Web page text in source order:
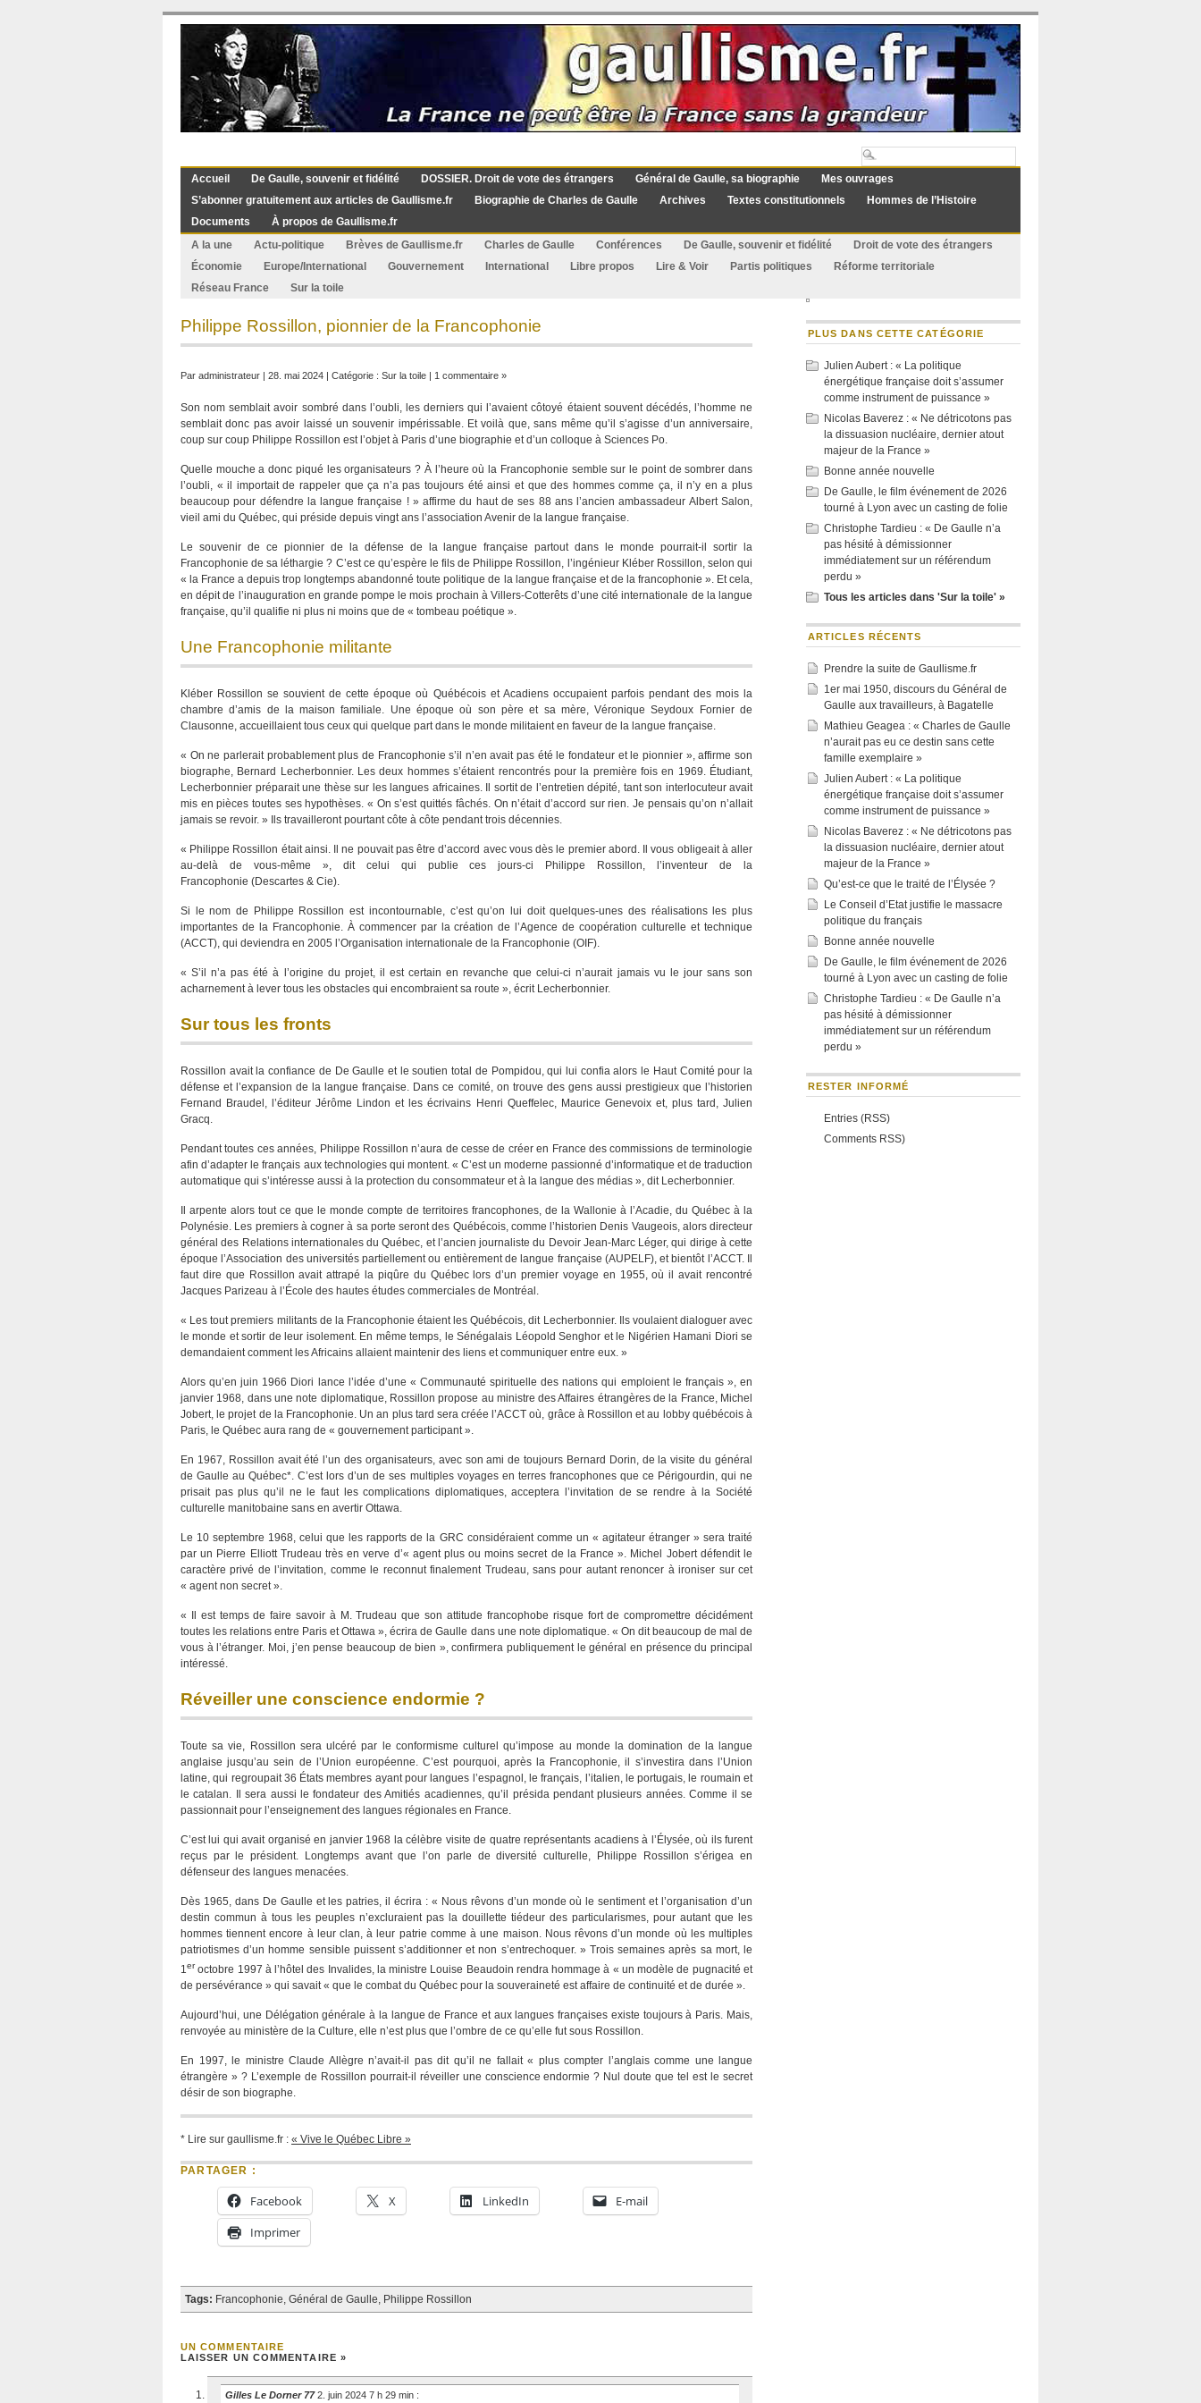
Accueil De Gaulle, souvenir et fidélité DOSSIER. Droit de vote des étrangers Général de Gaulle, sa biographie
Mes ouvrages
S’abonner gratuitement aux articles de Gaullisme.fr
Biographie de Charles de Gaulle Archives Textes constitutionnels
Hommes de l’Histoire
Documents
À propos de Gaullisme.fr
A la une
Actu-politique Brèves de Gaullisme.fr Charles de Gaulle Conférences De Gaulle, souvenir et fidélité
Droit de vote des étrangers
Économie
Europe/International Gouvernement International Libre propos Lire & Voir Partis politiques
Réforme territoriale
Réseau France
Sur la toile
Philippe Rossillon, pionnier de la Francophonie
Par administrateur | 28. mai 2024 | Catégorie : Sur la toile | 1 commentaire »
Son nom semblait avoir sombré dans l’oubli, les derniers qui l’avaient côtoyé étaient souvent décédés, l’homme ne
semblait donc pas avoir laissé un souvenir impérissable. Et voilà que, sans même qu’il s’agisse d’un anniversaire,
coup sur coup Philippe Rossillon est l’objet à Paris d’une biographie et d’un colloque à Sciences Po.
Quelle mouche a donc piqué les organisateurs ? À l’heure où la Francophonie semble sur le point de sombrer dans
l’oubli, « il importait de rappeler que ça n’a pas toujours été ainsi et que des hommes comme ça, il n’y en a plus
beaucoup pour défendre la langue française ! » affirme du haut de ses 88 ans l’ancien ambassadeur Albert Salon,
vieil ami du Québec, qui préside depuis vingt ans l’association Avenir de la langue française.
Le souvenir de ce pionnier de la défense de la langue française partout dans le monde pourrait-il sortir la
Francophonie de sa léthargie ? C’est ce qu’espère le fils de Philippe Rossillon, l’ingénieur Kléber Rossillon, selon qui
« la France a depuis trop longtemps abandonné toute politique de la langue française et de la francophonie ». Et cela,
en dépit de l’inauguration en grande pompe le mois prochain à Villers-Cotterêts d’une cité internationale de la langue
française, qu’il qualifie ni plus ni moins que de « tombeau poétique ».
Une Francophonie militante
Kléber Rossillon se souvient de cette époque où Québécois et Acadiens occupaient parfois pendant des mois la
chambre d’amis de la maison familiale. Une époque où son père et sa mère, Véronique Seydoux Fornier de
Clausonne, accueillaient tous ceux qui quelque part dans le monde militaient en faveur de la langue française.
« On ne parlerait probablement plus de Francophonie s’il n’en avait pas été le fondateur et le pionnier », affirme son
biographe, Bernard Lecherbonnier. Les deux hommes s’étaient rencontrés pour la première fois en 1969. Étudiant,
Lecherbonnier préparait une thèse sur les langues africaines. Il sortit de l’entretien dépité, tant son interlocuteur avait
mis en pièces toutes ses hypothèses. « On s’est quittés fâchés. On n’était d’accord sur rien. Je pensais qu’on n’allait
jamais se revoir. » Ils travailleront pourtant côte à côte pendant trois décennies.
« Philippe Rossillon était ainsi. Il ne pouvait pas être d’accord avec vous dès le premier abord. Il vous obligeait à aller
au-delà de vous-même », dit celui qui publie ces jours-ci Philippe Rossillon, l’inventeur de la
Francophonie (Descartes & Cie).
Si le nom de Philippe Rossillon est incontournable, c’est qu’on lui doit quelques-unes des réalisations les plus
importantes de la Francophonie. À commencer par la création de l’Agence de coopération culturelle et technique
(ACCT), qui deviendra en 2005 l’Organisation internationale de la Francophonie (OIF).
« S’il n’a pas été à l’origine du projet, il est certain en revanche que celui-ci n’aurait jamais vu le jour sans son
acharnement à lever tous les obstacles qui encombraient sa route », écrit Lecherbonnier.
Sur tous les fronts
Rossillon avait la confiance de De Gaulle et le soutien total de Pompidou, qui lui confia alors le Haut Comité pour la
défense et l’expansion de la langue française. Dans ce comité, on trouve des gens aussi prestigieux que l’historien
Fernand Braudel, l’éditeur Jérôme Lindon et les écrivains Henri Queffelec, Maurice Genevoix et, plus tard, Julien
Gracq.
Pendant toutes ces années, Philippe Rossillon n’aura de cesse de créer en France des commissions de terminologie
afin d’adapter le français aux technologies qui montent. « C’est un moderne passionné d’informatique et de traduction
automatique qui s’intéresse aussi à la protection du consommateur et à la langue des médias », dit Lecherbonnier.
Il arpente alors tout ce que le monde compte de territoires francophones, de la Wallonie à l’Acadie, du Québec à la
Polynésie. Les premiers à cogner à sa porte seront des Québécois, comme l’historien Denis Vaugeois, alors directeur
général des Relations internationales du Québec, et l’ancien journaliste du Devoir Jean-Marc Léger, qui dirige à cette
époque l’Association des universités partiellement ou entièrement de langue française (AUPELF), et bientôt l’ACCT. Il
faut dire que Rossillon avait attrapé la piqûre du Québec lors d’un premier voyage en 1955, où il avait rencontré
Jacques Parizeau à l’École des hautes études commerciales de Montréal.
« Les tout premiers militants de la Francophonie étaient les Québécois, dit Lecherbonnier. Ils voulaient dialoguer avec
le monde et sortir de leur isolement. En même temps, le Sénégalais Léopold Senghor et le Nigérien Hamani Diori se
demandaient comment les Africains allaient maintenir des liens et communiquer entre eux. »
Alors qu’en juin 1966 Diori lance l’idée d’une « Communauté spirituelle des nations qui emploient le français », en
janvier 1968, dans une note diplomatique, Rossillon propose au ministre des Affaires étrangères de la France, Michel
Jobert, le projet de la Francophonie. Un an plus tard sera créée l’ACCT où, grâce à Rossillon et au lobby québécois à
Paris, le Québec aura rang de « gouvernement participant ».
En 1967, Rossillon avait été l’un des organisateurs, avec son ami de toujours Bernard Dorin, de la visite du général
de Gaulle au Québec*. C’est lors d’un de ses multiples voyages en terres francophones que ce Périgourdin, qui ne
prisait pas plus qu’il ne le faut les complications diplomatiques, acceptera l’invitation de se rendre à la Société
culturelle manitobaine sans en avertir Ottawa.
Le 10 septembre 1968, celui que les rapports de la GRC considéraient comme un « agitateur étranger » sera traité
par un Pierre Elliott Trudeau très en verve d’« agent plus ou moins secret de la France ». Michel Jobert défendit le
caractère privé de l’invitation, comme le reconnut finalement Trudeau, sans pour autant renoncer à ironiser sur cet
« agent non secret ».
« Il est temps de faire savoir à M. Trudeau que son attitude francophobe risque fort de compromettre décidément
toutes les relations entre Paris et Ottawa », écrira de Gaulle dans une note diplomatique. « On dit beaucoup de mal de
vous à l’étranger. Moi, j’en pense beaucoup de bien », confirmera publiquement le général en présence du principal
intéressé.
Réveiller une conscience endormie ?
Toute sa vie, Rossillon sera ulcéré par le conformisme culturel qu’impose au monde la domination de la langue
anglaise jusqu’au sein de l’Union européenne. C’est pourquoi, après la Francophonie, il s’investira dans l’Union
latine, qui regroupait 36 États membres ayant pour langues l’espagnol, le français, l’italien, le portugais, le roumain et
le catalan. Il sera aussi le fondateur des Amitiés acadiennes, qu’il présida pendant plusieurs années. Comme il se
passionnait pour l’enseignement des langues régionales en France.
C’est lui qui avait organisé en janvier 1968 la célèbre visite de quatre représentants acadiens à l’Élysée, où ils furent
reçus par le président. Longtemps avant que l’on parle de diversité culturelle, Philippe Rossillon s’érigea en
défenseur des langues menacées.
Dès 1965, dans De Gaulle et les patries, il écrira : « Nous rêvons d’un monde où le sentiment et l’organisation d’un
destin commun à tous les peuples n’excluraient pas la douillette tiédeur des particularismes, pour autant que les
hommes tiennent encore à leur clan, à leur patrie comme à une maison. Nous rêvons d’un monde où les multiples
patriotismes d’un homme sensible puissent s’additionner et non s’entrechoquer. » Trois semaines après sa mort, le
1er octobre 1997 à l’hôtel des Invalides, la ministre Louise Beaudoin rendra hommage à « un modèle de pugnacité et
de persévérance » qui savait « que le combat du Québec pour la souveraineté est affaire de continuité et de durée ».
Aujourd’hui, une Délégation générale à la langue de France et aux langues françaises existe toujours à Paris. Mais,
renvoyée au ministère de la Culture, elle n’est plus que l’ombre de ce qu’elle fut sous Rossillon.
En 1997, le ministre Claude Allègre n’avait-il pas dit qu’il ne fallait « plus compter l’anglais comme une langue
étrangère » ? L’exemple de Rossillon pourrait-il réveiller une conscience endormie ? Nul doute que tel est le secret
désir de son biographe.
* Lire sur gaullisme.fr : « Vive le Québec Libre »
PARTAGER :
Facebook X LinkedIn
E-mail
Imprimer
Tags: Francophonie, Général de Gaulle, Philippe Rossillon
UN COMMENTAIRE
LAISSER UN COMMENTAIRE »
Gilles Le Dorner 772. juin 2024 7 h 29 min :
PLUS DANS CETTE CATÉGORIE
Julien Aubert : « La politique
énergétique française doit s’assumer
comme instrument de puissance »
Nicolas Baverez : « Ne détricotons pas
la dissuasion nucléaire, dernier atout
majeur de la France »
Bonne année nouvelle
De Gaulle, le film événement de 2026
tourné à Lyon avec un casting de folie
Christophe Tardieu : « De Gaulle n’a
pas hésité à démissionner
immédiatement sur un référendum
perdu »
Tous les articles dans 'Sur la toile' »
ARTICLES RÉCENTS
Prendre la suite de Gaullisme.fr
1er mai 1950, discours du Général de
Gaulle aux travailleurs, à Bagatelle
Mathieu Geagea : « Charles de Gaulle
n’aurait pas eu ce destin sans cette
famille exemplaire »
Julien Aubert : « La politique
énergétique française doit s’assumer
comme instrument de puissance »
Nicolas Baverez : « Ne détricotons pas
la dissuasion nucléaire, dernier atout
majeur de la France »
Qu’est-ce que le traité de l’Élysée ?
Le Conseil d’Etat justifie le massacre
politique du français
Bonne année nouvelle
De Gaulle, le film événement de 2026
tourné à Lyon avec un casting de folie
Christophe Tardieu : « De Gaulle n’a
pas hésité à démissionner
immédiatement sur un référendum
perdu »
RESTER INFORMÉ
Entries (RSS)
Comments RSS)